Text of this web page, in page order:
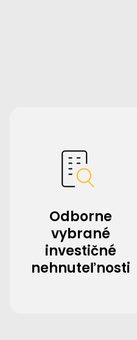
Odborne
vybrané
investičné
nehnuteľnosti